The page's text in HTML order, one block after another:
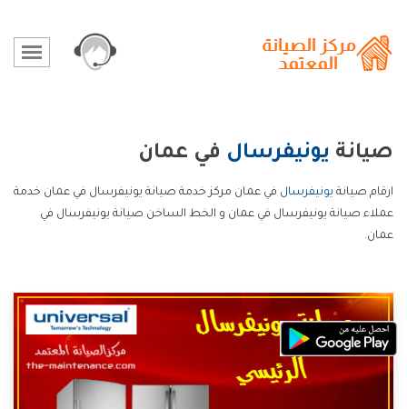
صيانة يونيفرسال في عمان
ارقام صيانة يونيفرسال في عمان مركز خدمة صيانة يونيفرسال في عمان خدمة
عملاء صيانة يونيفرسال في عمان و الخط الساخن صيانة يونيفرسال في
عمان.